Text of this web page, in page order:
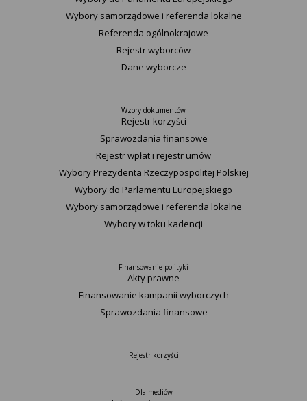
Wybory samorządowe i referenda lokalne
Referenda ogólnokrajowe
Rejestr wyborców
Dane wyborcze
Wzory dokumentów
Rejestr korzyści
Sprawozdania finansowe
Rejestr wpłat i rejestr umów
Wybory Prezydenta Rzeczypospolitej Polskiej
Wybory do Parlamentu Europejskiego
Wybory samorządowe i referenda lokalne
Wybory w toku kadencji
Finansowanie polityki
Akty prawne
Finansowanie kampanii wyborczych
Sprawozdania finansowe
Rejestr korzyści
Dla mediów